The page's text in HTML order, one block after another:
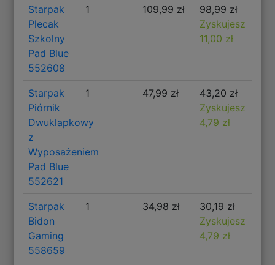
Starpak
Plecak
Szkolny
Pad Blue
552608
1 109,99 zł
98,99 zł
Zyskujesz
11,00 zł
Starpak
Piórnik
Dwuklapkowy
z
Wyposażeniem
Pad Blue
552621
1 47,99 zł
43,20 zł
Zyskujesz
4,79 zł
Starpak
Bidon
Gaming
558659
1 34,98 zł
30,19 zł
Zyskujesz
4,79 zł